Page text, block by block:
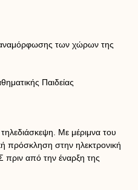
των χώρων της
Παιδείας
Με μέριμνα του
πρόσκληση στην ηλεκτρονική
πριν από την έναρξη της